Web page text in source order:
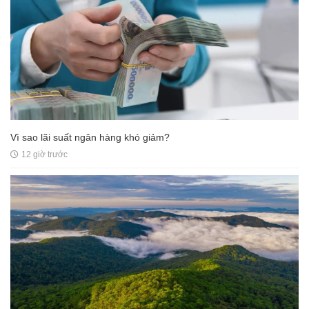
Vì sao lãi suất ngân hàng khó giảm?
12 giờ trước